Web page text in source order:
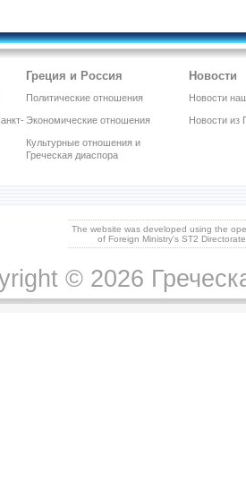
Греция и Россия
Политические отношения
Экономические отношения
Культурные отношения и
Греческая диаспора
Новости
Новости
Новости из
The website was developed using the
of Foreign Ministry's ST2
© 2026